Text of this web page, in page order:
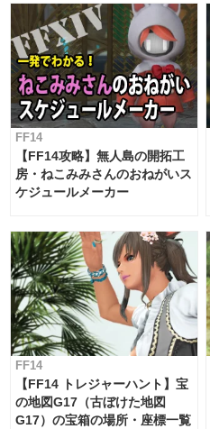
FF14
【FF14攻略】無人島の開拓工
房・ねこみみさんのおねがいス
ケジュールメーカー
FF14
【FF14 トレジャーハント】宝
の地図G17（古ぼけた地図
G17）の宝箱の場所・座標一覧